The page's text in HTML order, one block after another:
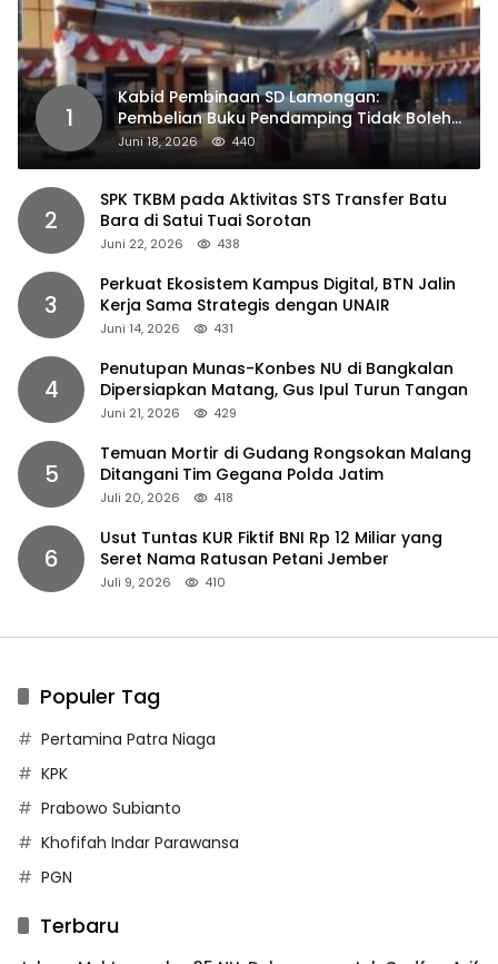
1
Kabid Pembinaan SD Lamongan:
Pembelian Buku Pendamping Tidak Boleh
Dipaksakan
Juni 18, 2026 440
2
SPK TKBM pada Aktivitas STS Transfer Batu
Bara di Satui Tuai Sorotan
Juni 22, 2026 438
3
Perkuat Ekosistem Kampus Digital, BTN Jalin
Kerja Sama Strategis dengan UNAIR
Juni 14, 2026 431
4
Penutupan Munas-Konbes NU di Bangkalan
Dipersiapkan Matang, Gus Ipul Turun Tangan
Juni 21, 2026 429
5
Temuan Mortir di Gudang Rongsokan Malang
Ditangani Tim Gegana Polda Jatim
Juli 20, 2026 418
6
Usut Tuntas KUR Fiktif BNI Rp 12 Miliar yang
Seret Nama Ratusan Petani Jember
Juli 9, 2026 410
Populer Tag
Pertamina Patra Niaga
KPK
Prabowo Subianto
Khofifah Indar Parawansa
PGN
Terbaru